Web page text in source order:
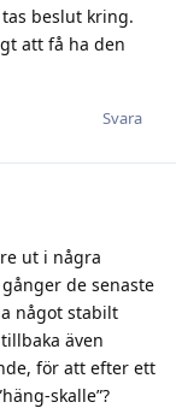
beslut kring.
att få ha den
Svara
ut i några
de senaste
något stabilt
även
för att efter ett
skalle”?